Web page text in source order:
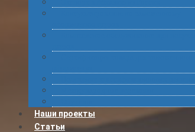
Наши проекты
Статьи